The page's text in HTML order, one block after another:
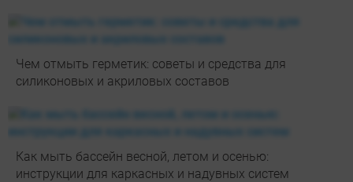
Чем отмыть герметик: советы и средства для
силиконовых и акриловых составов
Как мыть бассейн весной, летом и осенью:
инструкции для каркасных и надувных систем